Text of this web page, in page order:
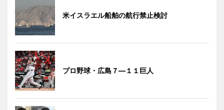
米イスラエル船舶の航行禁止検討
プロ野球・広島７―１１巨人